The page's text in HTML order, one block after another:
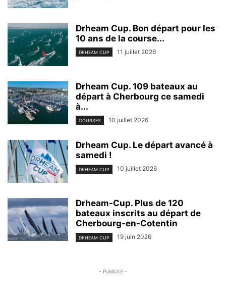
Drheam Cup. Bon départ pour les
10 ans de la course...
DRHEAM CUP 11 juillet 2026
Drheam Cup. 109 bateaux au
départ à Cherbourg ce samedi
à...
COURSES 10 juillet 2026
Drheam Cup. Le départ avancé à
samedi !
DRHEAM CUP 10 juillet 2026
Drheam-Cup. Plus de 120
bateaux inscrits au départ de
Cherbourg-en-Cotentin
DRHEAM CUP 19 juin 2026
- Publicité -